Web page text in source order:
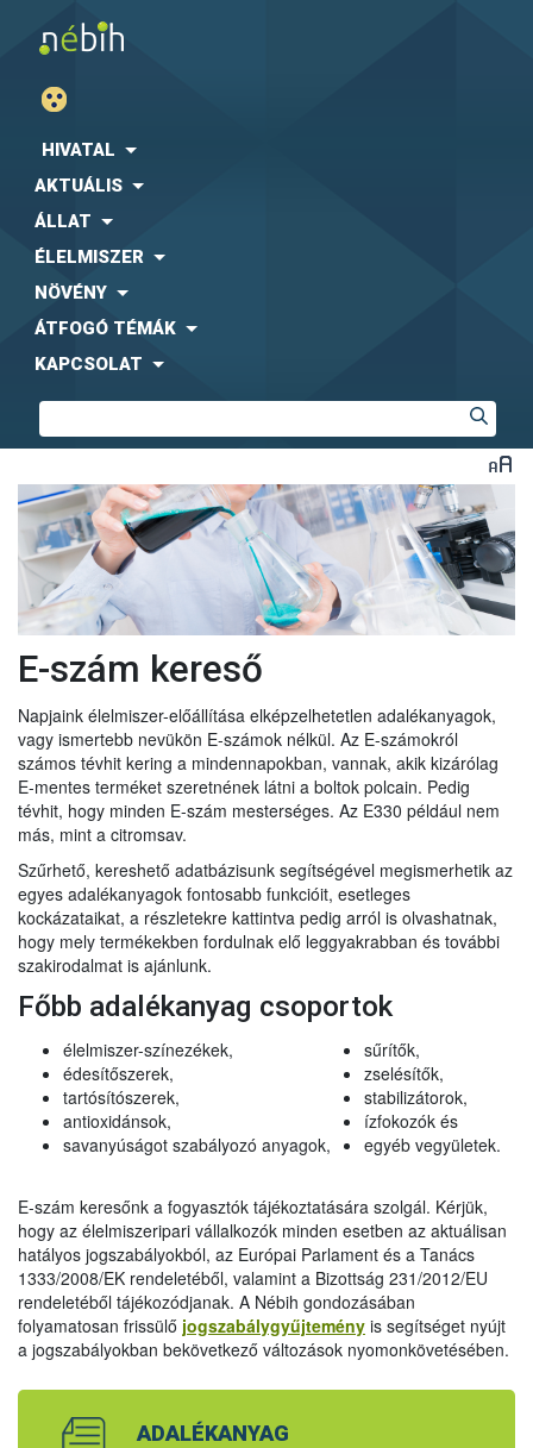
HIVATAL
AKTUÁLIS
ÁLLAT
ÉLELMISZER
NÖVÉNY
ÁTFOGÓ TÉMÁK
KAPCSOLAT
E-szám kereső
Napjaink élelmiszer-előállítása elképzelhetetlen adalékanyagok,
vagy ismertebb nevükön E-számok nélkül. Az E-számokról
számos tévhit kering a mindennapokban, vannak, akik kizárólag
E-mentes terméket szeretnének látni a boltok polcain. Pedig
tévhit, hogy minden E-szám mesterséges. Az E330 például nem
más, mint a citromsav.
Szűrhető, kereshető adatbázisunk segítségével megismerhetik az
egyes adalékanyagok fontosabb funkcióit, esetleges
kockázataikat, a részletekre kattintva pedig arról is olvashatnak,
hogy mely termékekben fordulnak elő leggyakrabban és további
szakirodalmat is ajánlunk.
Főbb adalékanyag csoportok
élelmiszer-színezékek,
édesítőszerek,
tartósítószerek,
antioxidánsok,
savanyúságot szabályozó anyagok,
sűrítők,
zselésítők,
stabilizátorok,
ízfokozók és
egyéb vegyületek.
E-szám keresőnk a fogyasztók tájékoztatására szolgál. Kérjük,
hogy az élelmiszeripari vállalkozók minden esetben az aktuálisan
hatályos jogszabályokból, az Európai Parlament és a Tanács
1333/2008/EK rendeletéből, valamint a Bizottság 231/2012/EU
rendeletéből tájékozódjanak. A Nébih gondozásában
folyamatosan frissülő jogszabálygyűjtemény is segítséget nyújt
a jogszabályokban bekövetkező változások nyomonkövetésében.
ADALÉKANYAG